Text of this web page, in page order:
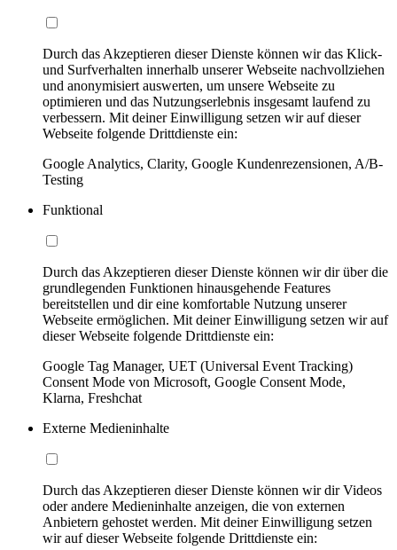
Durch das Akzeptieren dieser Dienste können wir das Klick-
und Surfverhalten innerhalb unserer Webseite nachvollziehen
und anonymisiert auswerten, um unsere Webseite zu
optimieren und das Nutzungserlebnis insgesamt laufend zu
verbessern. Mit deiner Einwilligung setzen wir auf dieser
Webseite folgende Drittdienste ein:
Google Analytics, Clarity, Google Kundenrezensionen, A/B-
Testing
Funktional
Durch das Akzeptieren dieser Dienste können wir dir über die
grundlegenden Funktionen hinausgehende Features
bereitstellen und dir eine komfortable Nutzung unserer
Webseite ermöglichen. Mit deiner Einwilligung setzen wir auf
dieser Webseite folgende Drittdienste ein:
Google Tag Manager, UET (Universal Event Tracking)
Consent Mode von Microsoft, Google Consent Mode,
Klarna, Freshchat
Externe Medieninhalte
Durch das Akzeptieren dieser Dienste können wir dir Videos
oder andere Medieninhalte anzeigen, die von externen
Anbietern gehostet werden. Mit deiner Einwilligung setzen
wir auf dieser Webseite folgende Drittdienste ein: